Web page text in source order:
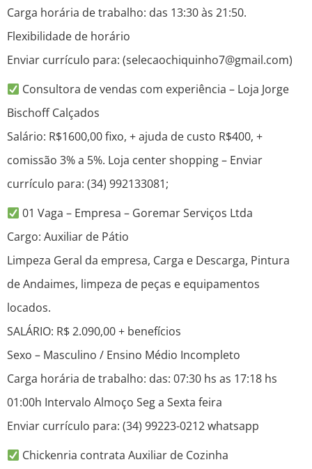
Carga horária de trabalho: das 13:30 às 21:50.
Flexibilidade de horário
Enviar currículo para: (selecaochiquinho7@gmail.com)
Consultora de vendas com experiência – Loja Jorge
Bischoff Calçados
Salário: R$1600,00 fixo, + ajuda de custo R$400, +
comissão 3% a 5%. Loja center shopping – Enviar
currículo para: (34) 992133081;
01 Vaga – Empresa – Goremar Serviços Ltda
Cargo: Auxiliar de Pátio
Limpeza Geral da empresa, Carga e Descarga, Pintura
de Andaimes, limpeza de peças e equipamentos
locados.
SALÁRIO: R$ 2.090,00 + benefícios
Sexo – Masculino / Ensino Médio Incompleto
Carga horária de trabalho: das: 07:30 hs as 17:18 hs
01:00h Intervalo Almoço Seg a Sexta feira
Enviar currículo para: (34) 99223-0212 whatsapp
Chickenria contrata Auxiliar de Cozinha